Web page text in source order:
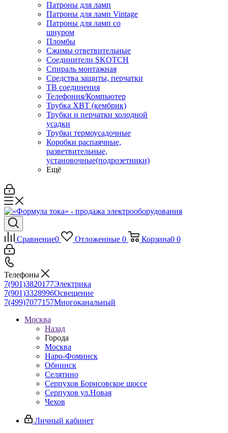
Патроны для ламп
Патроны для ламп Vintage
Патроны для ламп со
шнуром
Пломбы
Сжимы ответвительные
Соединители SKOTCH
Спираль монтажная
Средства защиты, перчатки
ТВ соединения
Телефония/Компьютер
Трубка ХВТ (кембрик)
Трубки и перчатки холодной
усадки
Трубки термоусадочные
Коробки распаячные,
разветвительные,
установочные(подрозетники)
Ещё
Сравнение0 Отложенные 0 Корзина0 0
Телефоны
7(901)3820177Электрика
7(901)3328996Освещение
7(499)7077157Многоканальный
Москва
Назад
Города
Москва
Наро-Фоминск
Обнинск
Селятино
Серпухов Борисовское шоссе
Серпухов ул.Новая
Чехов
Личный кабинет